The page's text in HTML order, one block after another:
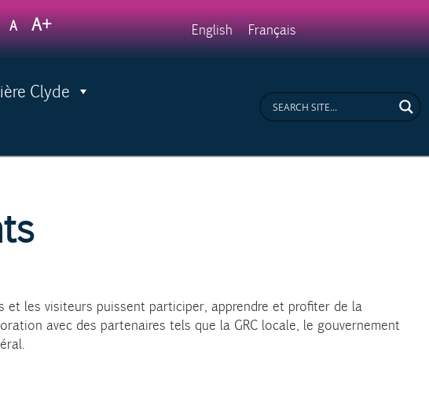
AReset
font
size.
AIncrease
font
English Français
Clyde
et les visiteurs puissent participer, apprendre et profiter de la
avec des partenaires tels que la GRC locale, le gouvernement